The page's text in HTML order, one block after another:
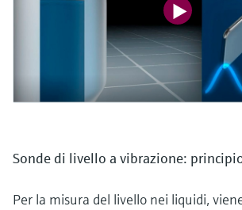
Sonde di livello a vibrazione:
Per la misura del livello nei liquidi,